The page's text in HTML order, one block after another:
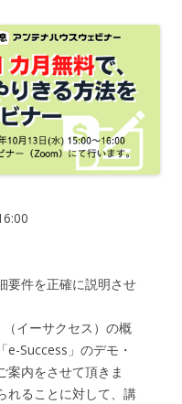
要件を正確に説明させ
イーサクセス）の概
Success」のデモ・
案内をさせて頂きま
れることに対して、講